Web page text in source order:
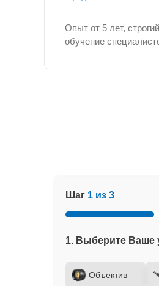
Опыт от 5 лет,
обучение
Шаг 1 из 3
1. Выберите Ваше
Объектив